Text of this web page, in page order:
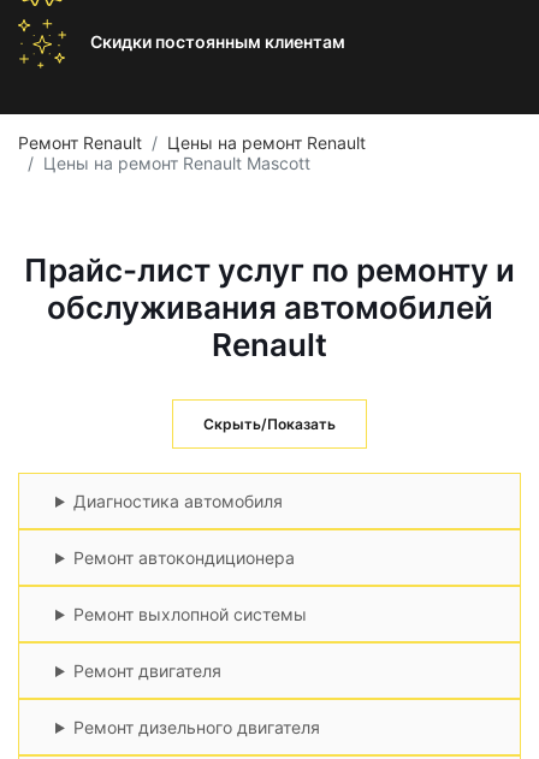
Скидки постоянным клиентам
Ремонт Renault
Цены на ремонт Renault
Цены на ремонт Renault Mascott
Прайс-лист услуг по ремонту и
обслуживания автомобилей
Renault
Скрыть/Показать
Диагностика автомобиля
Ремонт автокондиционера
Ремонт выхлопной системы
Ремонт двигателя
Ремонт дизельного двигателя